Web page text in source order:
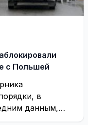
с Польшей
в
данным,
не ...